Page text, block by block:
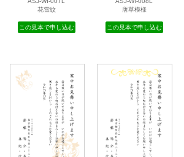
ASJ-WI-007L
花雪紋
この見本で申し込む
ASJ-WI-008L
唐草模様
この見本で申し込む